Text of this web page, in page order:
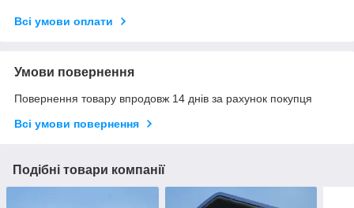
Всі умови оплати
Умови повернення
Повернення товару впродовж 14 днів за рахунок покупця
Всі умови повернення
Подібні товари компанії